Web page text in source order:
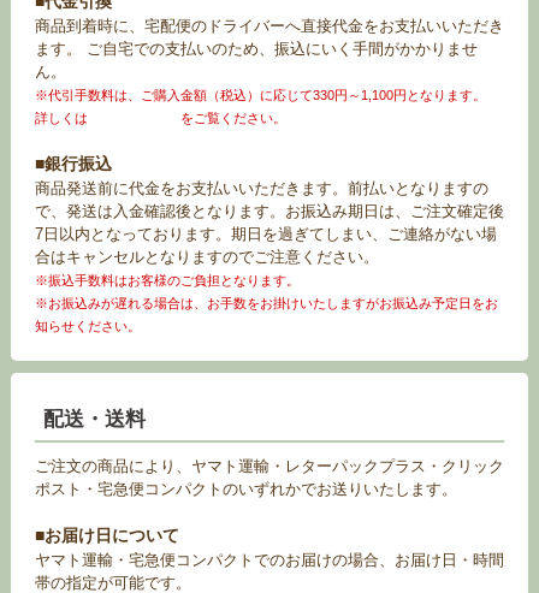
商品到着時に、宅配便のドライバーへ直接代金をお支払いいただき
ます。 ご自宅での支払いのため、振込にいく手間がかかりませ
ん。
※代引手数料は、ご購入金額（税込）に応じて330円～1,100円となります。
詳しくは
をご覧ください。
■銀行振込
商品発送前に代金をお支払いいただきます。前払いとなりますの
で、発送は入金確認後となります。お振込み期日は、ご注文確定後
7日以内となっております。期日を過ぎてしまい、ご連絡がない場
合はキャンセルとなりますのでご注意ください。
※振込手数料はお客様のご負担となります。
※お振込みが遅れる場合は、お手数をお掛けいたしますがお振込み予定日をお
知らせください。
配送・送料
ご注文の商品により、ヤマト運輸・レターパックプラス・クリック
ポスト・宅急便コンパクトのいずれかでお送りいたします。
■お届け日について
ヤマト運輸・宅急便コンパクトでのお届けの場合、お届け日・時間
帯の指定が可能です。